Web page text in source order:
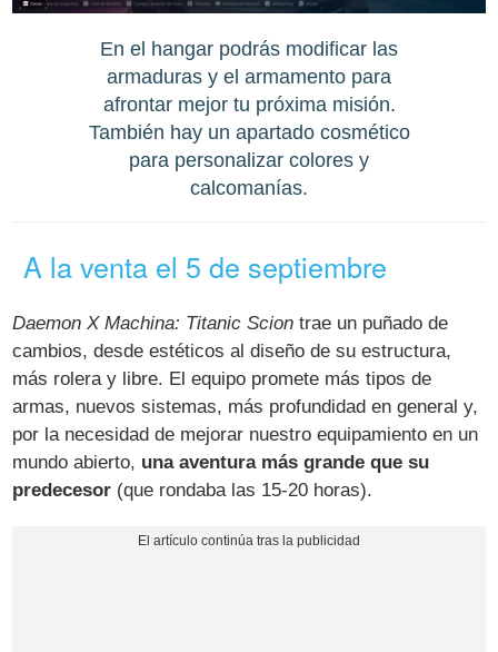
En el hangar podrás modificar las
armaduras y el armamento para
afrontar mejor tu próxima misión.
También hay un apartado cosmético
para personalizar colores y
calcomanías.
A la venta el 5 de septiembre
Daemon X Machina: Titanic Scion trae un puñado de
cambios, desde estéticos al diseño de su estructura,
más rolera y libre. El equipo promete más tipos de
armas, nuevos sistemas, más profundidad en general y,
por la necesidad de mejorar nuestro equipamiento en un
mundo abierto, una aventura más grande que su
predecesor (que rondaba las 15-20 horas).